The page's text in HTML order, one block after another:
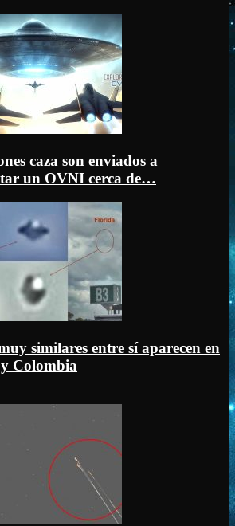
caza son enviados a
un OVNI cerca de…
similares entre sí aparecen en
Colombia